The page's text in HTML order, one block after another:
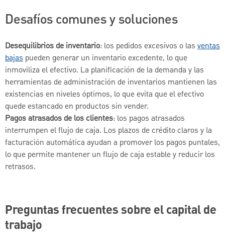
Desafíos comunes y soluciones
Desequilibrios de inventario: los pedidos excesivos o las ventas
bajas pueden generar un inventario excedente, lo que
inmoviliza el efectivo. La planificación de la demanda y las
herramientas de administración de inventarios mantienen las
existencias en niveles óptimos, lo que evita que el efectivo
quede estancado en productos sin vender.
Pagos atrasados de los clientes: los pagos atrasados
interrumpen el flujo de caja. Los plazos de crédito claros y la
facturación automática ayudan a promover los pagos puntales,
lo que permite mantener un flujo de caja estable y reducir los
retrasos.
Preguntas frecuentes sobre el capital de
trabajo